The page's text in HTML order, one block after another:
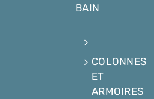
BAIN
COLONNES
ET
ARMOIRES